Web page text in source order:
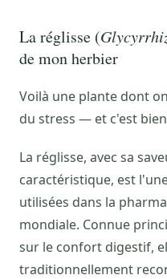
La réglisse (
de mon herbier
Voilà une plante dont
du stress — et c'est
La réglisse, avec sa
caractéristique, est
utilisées dans la
mondiale. Connue
sur le confort digestif,
traditionnellement